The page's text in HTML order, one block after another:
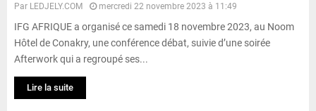
Par LEDJELY.COM mercredi 22 novembre 2023 à 11:49
IFG AFRIQUE a organisé ce samedi 18 novembre 2023, au Noom
Hôtel de Conakry, une conférence débat, suivie d’une soirée
Afterwork qui a regroupé ses...
Lire la suite